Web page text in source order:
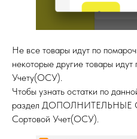
Не все товары идут по
некоторые другие товары
Учету(ОСУ).
Чтобы узнать остатки по
раздел ДОПОЛНИТЕЛЬНЫЕ
Сортовой Учет(ОСУ).